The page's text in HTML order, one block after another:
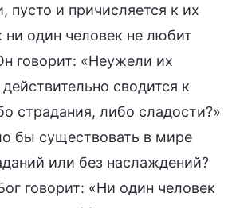
пусто и причисляется к их
ни один человек не любит
говорит: «Неужели их
сводится к
страдания, либо сладости?»
бы существовать в мире
или без наслаждений?
говорит: «Ни один человек